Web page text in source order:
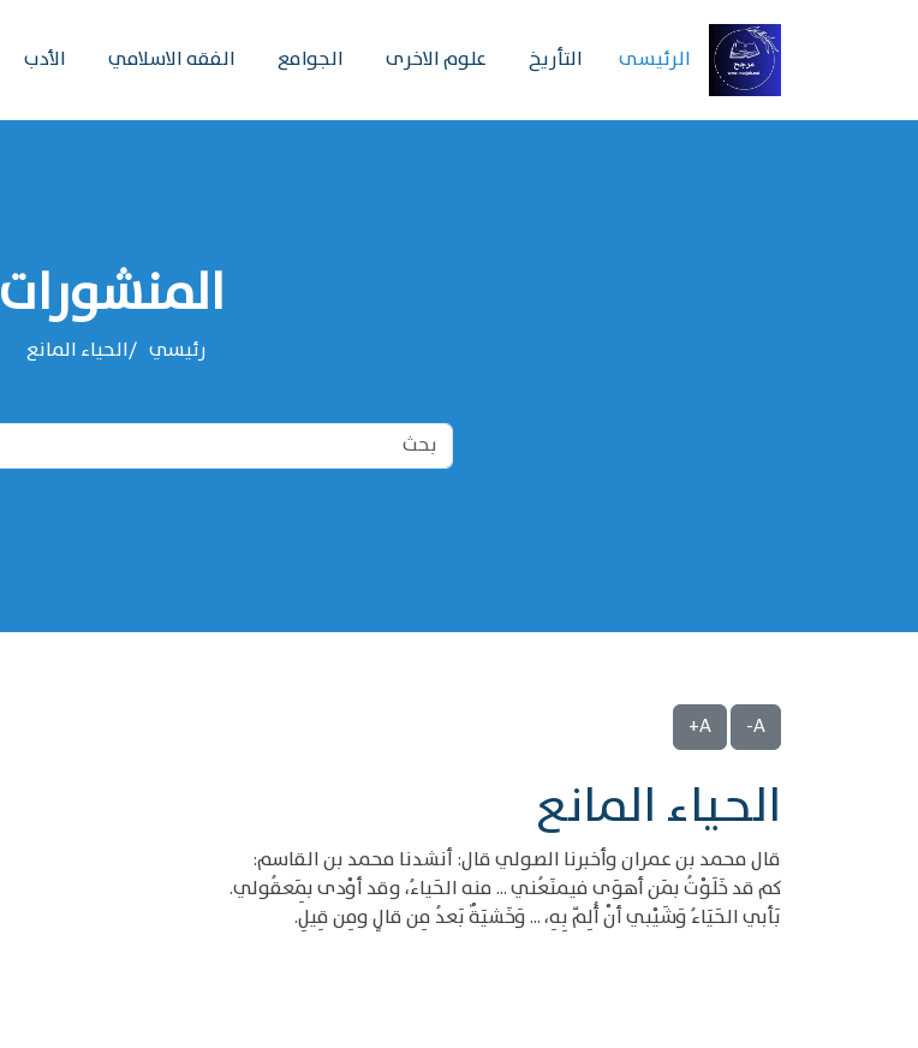
الرئیسی التأريخ علوم الاخرى الجوامع الفقه الاسلامي الأدب
المنشورات
رئيسي الحياء المانع
A-
A+
الحياء المانع
قال محمد بن عمران وأخبرنا الصولي قال: أنشدنا محمد بن القاسم:
كم قد خَلَوْتُ بمَن أهوَى فيمنَعُني ... منه الحَياءُ، وقد أوْدى بِمَعقُولي.
بَأبي الحَيَاءُ وَشَيْبي أنْ أُلِمّ بِهِ، ... وَخَشيَةٌ بَعدُ مِن قالٍ ومِن قِيلِ.